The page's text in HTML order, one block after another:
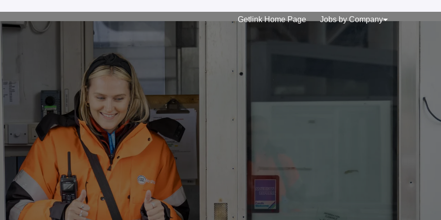
Getlink Home Page Jobs by Company